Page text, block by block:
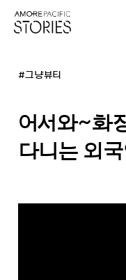
#그냥뷰티
어서와~화
다니는 외